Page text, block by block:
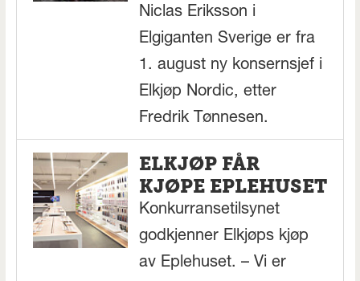
Niclas Eriksson i
Elgiganten Sverige er fra
1. august ny konsernsjef i
Elkjøp Nordic, etter
Fredrik Tønnesen.
ELKJØP FÅR
KJØPE EPLEHUSET
Konkurransetilsynet
godkjenner Elkjøps kjøp
av Eplehuset. – Vi er